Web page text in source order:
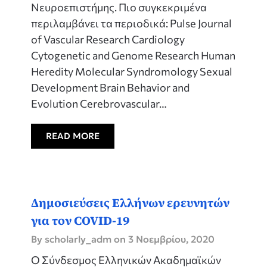
Νευροεπιστήμης. Πιο συγκεκριμένα
περιλαμβάνει τα περιοδικά: Pulse Journal
of Vascular Research Cardiology
Cytogenetic and Genome Research Human
Heredity Molecular Syndromology Sexual
Development Brain Behavior and
Evolution Cerebrovascular…
READ MORE
Δημοσιεύσεις Ελλήνων ερευνητών
για τον COVID-19
By scholarly_adm on 3 Νοεμβρίου, 2020
Ο Σύνδεσμος Ελληνικών Ακαδημαϊκών